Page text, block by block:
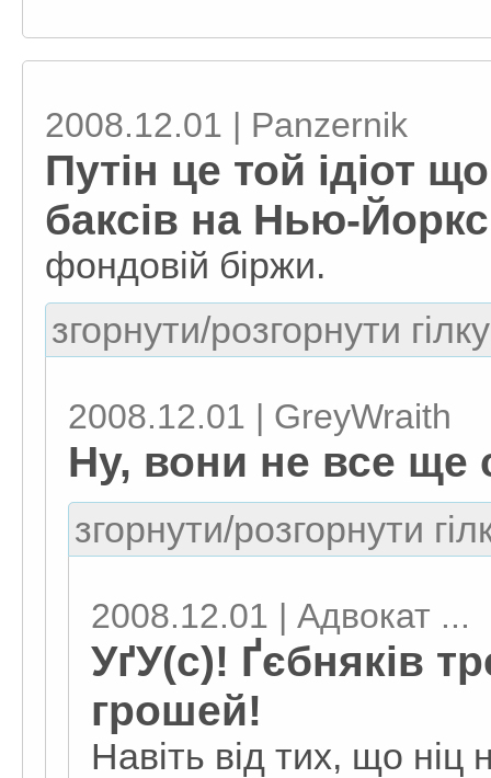
2008.12.01 | Panzernik
Путін це той ідіот
баксів на Нью-
фондовій біржи.
згорнути/розгорнути
2008.12.01 | GreyWraith
Ну, вони не все ще
згорнути/розгорнути
2008.12.01 | Адвокат ...
УґУ(с)! Ґєбняків
грошей!
Навіть від тих, що